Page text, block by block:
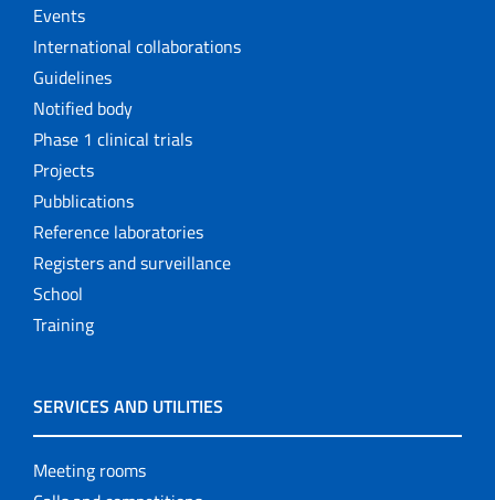
Events
International collaborations
Guidelines
Notified body
Phase 1 clinical trials
Projects
Pubblications
Reference laboratories
Registers and surveillance
School
Training
SERVICES AND UTILITIES
Meeting rooms